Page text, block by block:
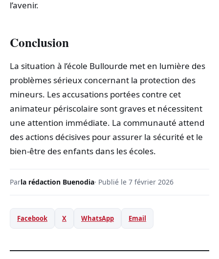
l’avenir.
Conclusion
La situation à l’école Bullourde met en lumière des
problèmes sérieux concernant la protection des
mineurs. Les accusations portées contre cet
animateur périscolaire sont graves et nécessitent
une attention immédiate. La communauté attend
des actions décisives pour assurer la sécurité et le
bien-être des enfants dans les écoles.
Parla rédaction Buenodia· Publié le 7 février 2026
Facebook X WhatsApp Email